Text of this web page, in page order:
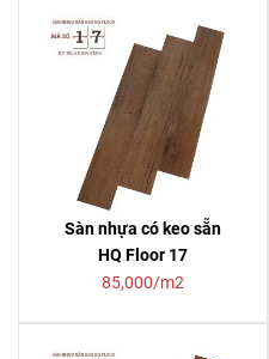
Sàn nhựa có keo sẵn
HQ Floor 17
85,000/m2